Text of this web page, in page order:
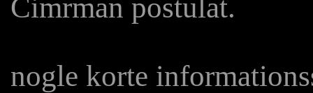
Cimrman postulat.
nogle korte